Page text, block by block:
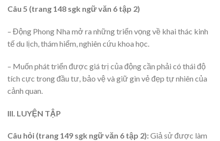
Câu 5 (trang 148 sgk ngữ văn 6 tập 2)
– Động Phong Nha mở ra những triển vọng về khai thác kinh
tế du lịch, thám hiểm, nghiên cứu khoa học.
– Muốn phát triển được giá trị của động cần phải có thái độ
tích cực trong đầu tư, bảo vệ và giữ gìn vẻ đẹp tự nhiên của
cảnh quan.
III. LUYỆN TẬP
Câu hỏi (trang 149 sgk ngữ văn 6 tập 2):Giả sử được làm